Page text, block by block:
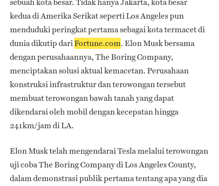
sebuah kota besar. Tidak hanya Jakarta, kota besar
kedua di Amerika Serikat seperti Los Angeles pun
menduduki peringkat pertama sebagai kota termacet di
dunia dikutip dariFortune.com. Elon Musk bersama
dengan perusahaannya, The Boring Company,
menciptakan solusi aktual kemacetan. Perusahaan
konstruksi infrastruktur dan terowongan tersebut
membuat terowongan bawah tanah yang dapat
dikendarai oleh mobil dengan kecepatan hingga
241km/jam di LA.
Elon Musk telah mengendarai Tesla melalui terowongan
uji coba The Boring Company di Los Angeles County,
dalam demonstrasi publik pertama tentang apa yang dia